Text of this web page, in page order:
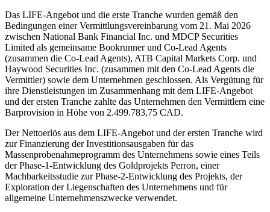
Das LIFE-Angebot und die erste Tranche wurden gemäß den
Bedingungen einer Vermittlungsvereinbarung vom 21. Mai 2026
zwischen National Bank Financial Inc. und MDCP Securities
Limited als gemeinsame Bookrunner und Co-Lead Agents
(zusammen die Co-Lead Agents), ATB Capital Markets Corp. und
Haywood Securities Inc. (zusammen mit den Co-Lead Agents die
Vermittler) sowie dem Unternehmen geschlossen. Als Vergütung für
ihre Dienstleistungen im Zusammenhang mit dem LIFE-Angebot
und der ersten Tranche zahlte das Unternehmen den Vermittlern eine
Barprovision in Höhe von 2.499.783,75 CAD.
Der Nettoerlös aus dem LIFE-Angebot und der ersten Tranche wird
zur Finanzierung der Investitionsausgaben für das
Massenprobenahmeprogramm des Unternehmens sowie eines Teils
der Phase-1-Entwicklung des Goldprojekts Perron, einer
Machbarkeitsstudie zur Phase-2-Entwicklung des Projekts, der
Exploration der Liegenschaften des Unternehmens und für
allgemeine Unternehmenszwecke verwendet.